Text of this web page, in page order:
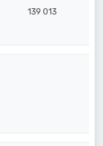
139 013